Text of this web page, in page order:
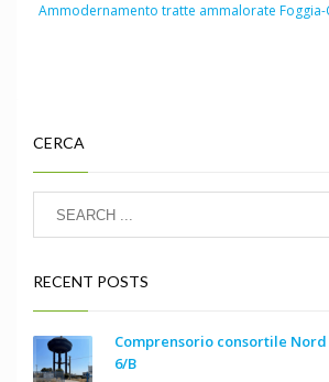
Ammodernamento tratte ammalorate Foggia-
CERCA
RECENT POSTS
Comprensorio consortile
6/B